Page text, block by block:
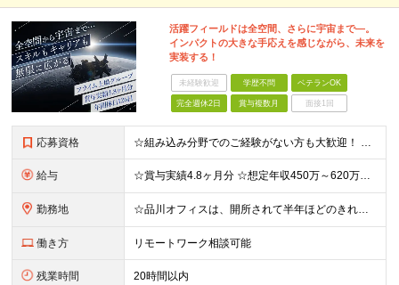
活躍フィールドは全空間、さらに宇宙まで―。
インパクトの大きな手応えを感じながら、未来を
実装する！
未経験歓迎 学歴不問 ベテランOK
完全週休2日 賞与複数月 面接1回
応募資格 ☆組み込み分野でのご経験がない方も大歓迎！ これまで使用した言語、経験を活かしていただけます。 ■学歴不問 ■開発エンジニアとしての実務経験をお持ちの方（年数・分野不問）
給与 ☆賞与実績4.8ヶ月分 ☆想定年収450万～620万円 月給27万～37万円 ※経験・スキルなどを考慮し、決定します ※残業代全額支給 ※試用期間3ヶ月あり（期間中の待遇・雇用形態に差異はありませ
勤務地 ☆品川オフィスは、開所されて半年ほどのきれいな新オフィス！ 品川または相模原のオフィスにてご勤務いただきます。勤務地は希望を考慮して決定します。 ■オフィスFAST（品川） ※2025年12月開所
働き方 リモートワーク相談可能
残業時間 20時間以内